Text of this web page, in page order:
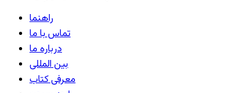
راهنما
تماس با ما
درباره ما
بین المللی
معرفی کتاب